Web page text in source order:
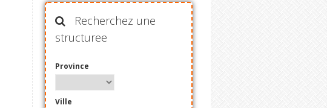
Recherchez une
structuree
Province
Ville